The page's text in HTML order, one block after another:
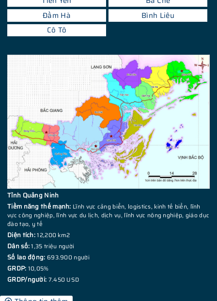
Đầm Hà
Bình Liêu
Cô Tô
Tỉnh Quảng Ninh
Tiềm năng thế mạnh: Lĩnh vực cảng biển, logistics, kinh tế biển, lĩnh
vực công nghiệp, lĩnh vực du lịch, dịch vụ, lĩnh vực nông nghiệp, giáo dục
đào tạo, y tế
Diện tích:12,200 km2
Dân số:1,35 triệu người
Số lao động: 693.900 người
GRDP: 10,05%
GRDP/người: 7.450 USD